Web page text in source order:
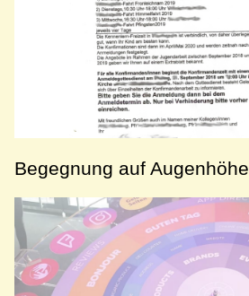
Begegnung auf Augenhöhe